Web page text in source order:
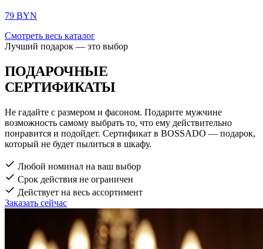
79 BYN
Смотреть весь каталог
Лучший подарок — это выбор
ПОДАРОЧНЫЕ
СЕРТИФИКАТЫ
Не гадайте с размером и фасоном. Подарите мужчине
возможность самому выбрать то, что ему действительно
понравится и подойдет. Сертификат в BOSSADO — подарок,
который не будет пылиться в шкафу.
Любой номинал на ваш выбор
Срок действия не ограничен
Действует на весь ассортимент
Заказать сейчас